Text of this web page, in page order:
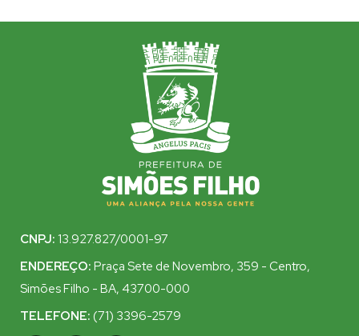
CNPJ: 13.927.827/0001-97
ENDEREÇO: Praça Sete de Novembro, 359 - Centro,
Simões Filho - BA, 43700-000
TELEFONE: (71) 3396-2579